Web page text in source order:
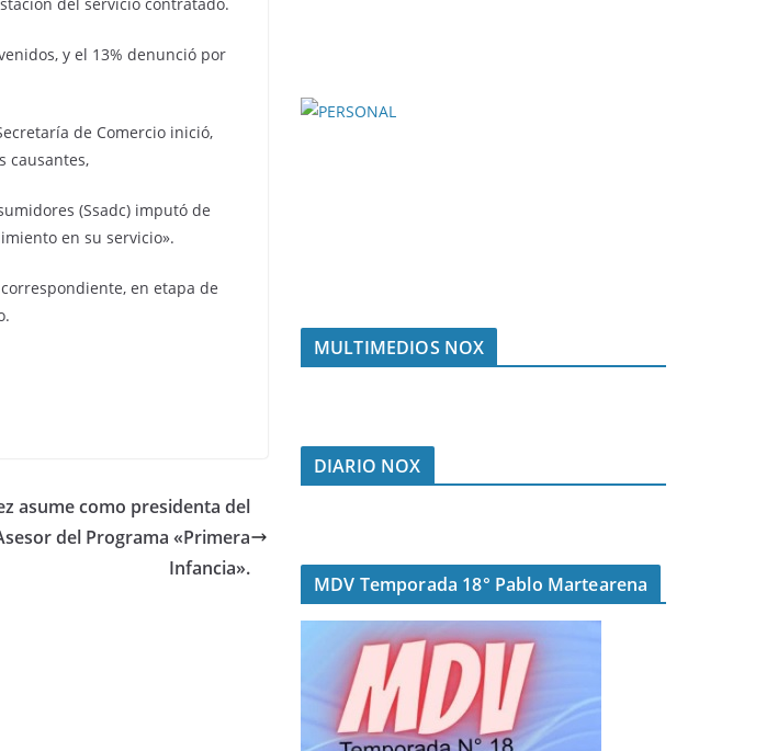
y el 13% denunció por
de Comercio inició,
causantes,
(Ssadc) imputó de
en su servicio».
en etapa de
asume como presidenta del
del Programa «Primera
Infancia».
MULTIMEDIOS NOX
DIARIO NOX
MDV Temporada 18° Pablo Martearena